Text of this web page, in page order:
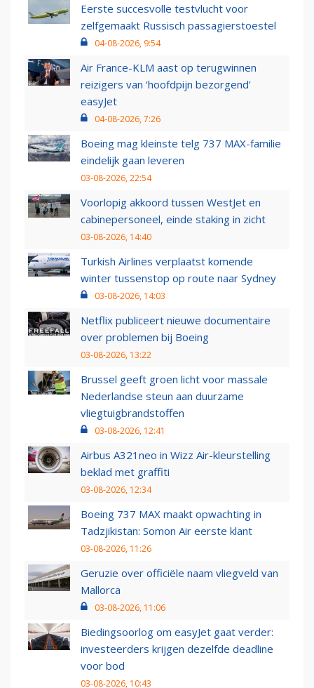
Eerste succesvolle testvlucht voor
zelfgemaakt Russisch passagierstoestel
04-08-2026, 9:54
Air France-KLM aast op terugwinnen
reizigers van ‘hoofdpijn bezorgend’
easyJet
04-08-2026, 7:26
Boeing mag kleinste telg 737 MAX-familie
eindelijk gaan leveren
03-08-2026, 22:54
Voorlopig akkoord tussen WestJet en
cabinepersoneel, einde staking in zicht
03-08-2026, 14:40
Turkish Airlines verplaatst komende
winter tussenstop op route naar Sydney
03-08-2026, 14:03
Netflix publiceert nieuwe documentaire
over problemen bij Boeing
03-08-2026, 13:22
Brussel geeft groen licht voor massale
Nederlandse steun aan duurzame
vliegtuigbrandstoffen
03-08-2026, 12:41
Airbus A321neo in Wizz Air-kleurstelling
beklad met graffiti
03-08-2026, 12:34
Boeing 737 MAX maakt opwachting in
Tadzjikistan: Somon Air eerste klant
03-08-2026, 11:26
Geruzie over officiële naam vliegveld van
Mallorca
03-08-2026, 11:06
Biedingsoorlog om easyJet gaat verder:
investeerders krijgen dezelfde deadline
voor bod
03-08-2026, 10:43